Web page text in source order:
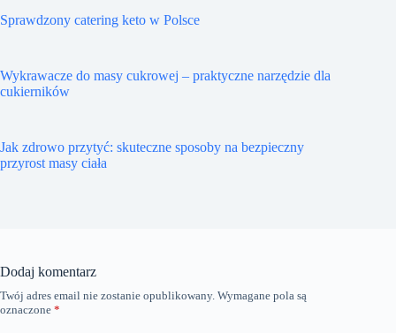
Sprawdzony catering keto w Polsce
Wykrawacze do masy cukrowej – praktyczne narzędzie dla
cukierników
Jak zdrowo przytyć: skuteczne sposoby na bezpieczny
przyrost masy ciała
Dodaj komentarz
Twój adres email nie zostanie opublikowany. Wymagane pola są
oznaczone *